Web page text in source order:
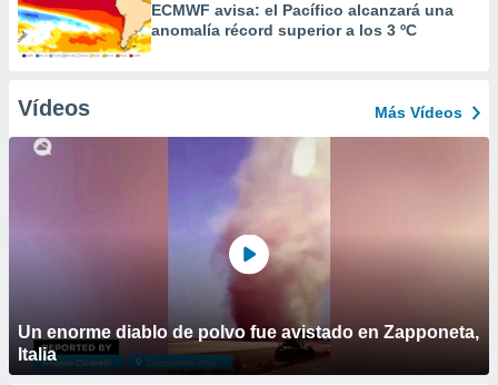
ECMWF avisa: el Pacífico alcanzará una
anomalía récord superior a los 3 ºC
Vídeos Más Vídeos
Un enorme diablo de polvo fue avistado en Zapponeta,
Italia